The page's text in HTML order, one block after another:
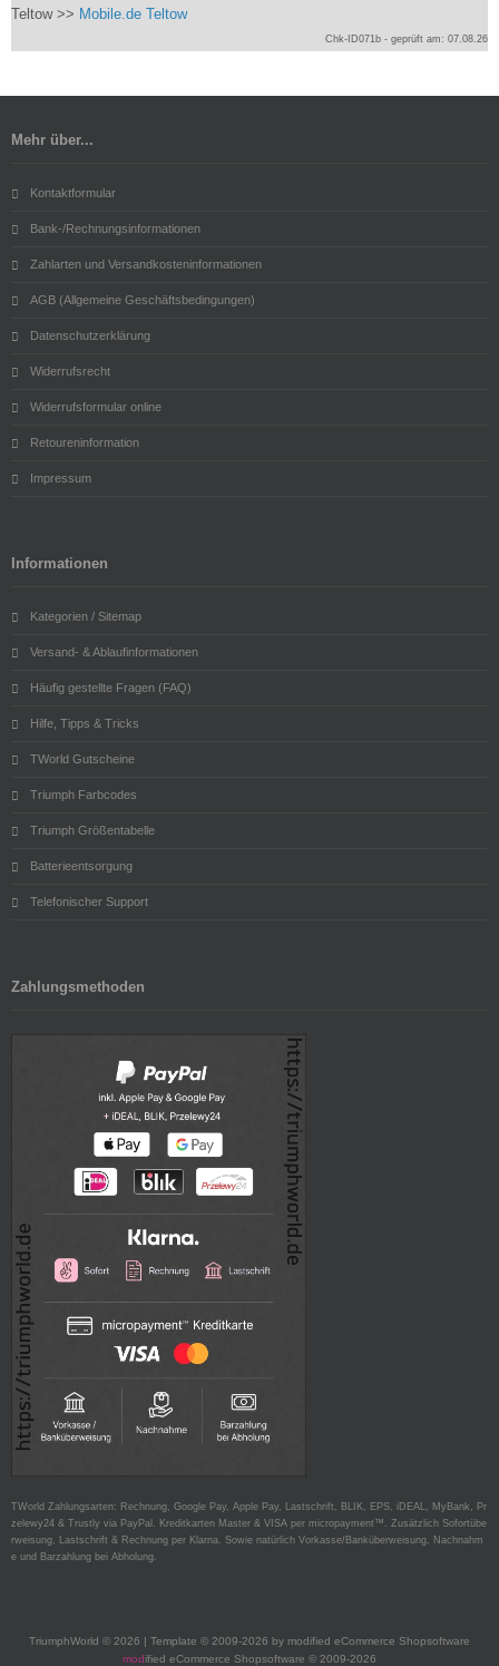
Teltow >> Mobile.de Teltow
Chk-ID071b - geprüft am: 07.08.26
Mehr über...
Kontaktformular
Bank-/Rechnungsinformationen
Zahlarten und Versandkosteninformationen
AGB (Allgemeine Geschäftsbedingungen)
Datenschutzerklärung
Widerrufsrecht
Widerrufsformular online
Retoureninformation
Impressum
Informationen
Kategorien / Sitemap
Versand- & Ablaufinformationen
Häufig gestellte Fragen (FAQ)
Hilfe, Tipps & Tricks
TWorld Gutscheine
Triumph Farbcodes
Triumph Größentabelle
Batterieentsorgung
Telefonischer Support
Zahlungsmethoden
TWorld Zahlungsarten: Rechnung, Google Pay, Apple Pay, Lastschrift, BLIK, EPS, iDEAL, MyBank, Pr
zelewy24 & Trustly via PayPal. Kreditkarten Master & VISA per micropayment™. Zusätzlich Sofortübe
rweisung, Lastschrift & Rechnung per Klarna. Sowie natürlich Vorkasse/Banküberweisung, Nachnahm
e und Barzahlung bei Abholung.
TriumphWorld © 2026 | Template © 2009-2026 by modified eCommerce Shopsoftware
modified eCommerce Shopsoftware © 2009-2026